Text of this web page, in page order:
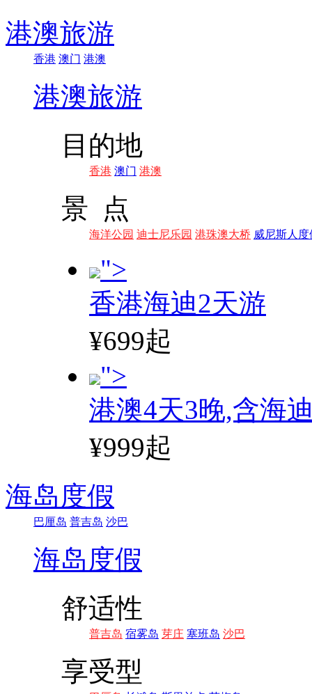
港澳旅游
香港 澳门 港澳
港澳旅游
目的地
香港 澳门 港澳
景 点
海洋公园 迪士尼乐园 港珠澳大桥 威尼斯人度
">
香港海迪2天游
¥699起
">
港澳4天3晚,含海
¥999起
海岛度假
巴厘岛 普吉岛 沙巴
海岛度假
舒适性
普吉岛 宿雾岛 芽庄 塞班岛 沙巴
享受型